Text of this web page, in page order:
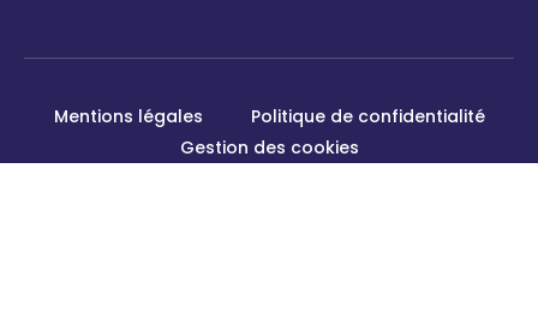
Mentions légales
Politique de confidentialité
Gestion des cookies